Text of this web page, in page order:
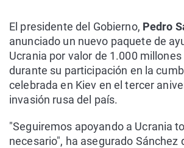
El presidente del Gobierno, Pedro
anunciado un nuevo paquete de
Ucrania por valor de 1.000
durante su participación en la
celebrada en Kiev en el tercer
invasión rusa del país.
"Seguiremos apoyando a Ucrania
necesario", ha asegurado Sánchez